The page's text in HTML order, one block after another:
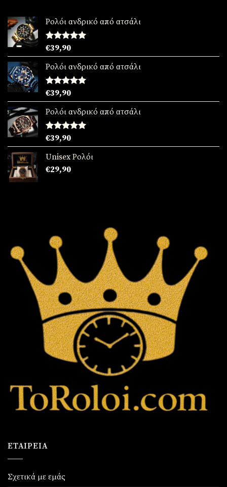
Ρολόι ανδρικό από ατσάλι
Βαθμολογήθηκε
με5.00
από 5
€39,90
Ρολόι ανδρικό από ατσάλι
Βαθμολογήθηκε
με5.00
από 5
€39,90
Ρολόι ανδρικό από ατσάλι
Βαθμολογήθηκε
με5.00
από 5
€39,90
Unisex Ρολόι
€29,90
ΕΤΑΙΡΕΊΑ
Σχετικά με εμάς